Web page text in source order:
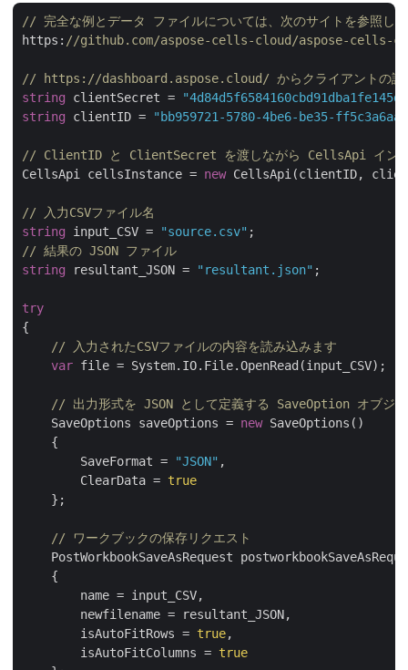
// 完全な例とデータ ファイルについては、次のサイトを参照し
https: //github.com/aspose-cells-cloud/aspose-cells-
// https://dashboard.aspose.cloud/ からクライアントの認証
string clientSecret =
string clientID = "bb959721-5780-4be6-be35-
// ClientID と ClientSecret を渡しながら CellsApi インス
CellsApi cellsInstance = new CellsApi(clientID,
// 入力CSVファイル名
string input_CSV = "source.csv"
// 結果の JSON ファイル
string resultant_JSON = "resultant.json" ;
try
{
// 入力されたCSVファイルの内容を読み込みます
var file = System.IO.File.OpenRead(input_CSV);
// 出力形式を JSON として定義する SaveOption オブジ
    SaveOptions saveOptions =
new SaveOptions()
    {
        SaveFormat =
"JSON" ,
        ClearData =
true
    };
// ワークブックの保存リクエスト
PostWorkbookSaveAsRequest
    {
        name = input_CSV,
        newfilename = resultant_JSON,
        isAutoFitRows =
true,
        isAutoFitColumns =
true